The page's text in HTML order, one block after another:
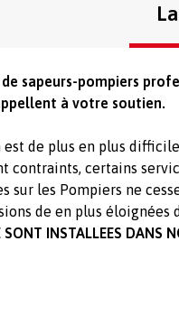
sapeurs-pompiers
à votre soutien.
de plus en plus
contraints, certains
sur les Pompiers ne
de en plus éloignées
SONT INSTALLEES DANS